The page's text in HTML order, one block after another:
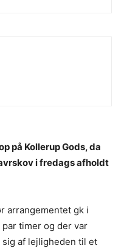
på Kollerup Gods, da
i fredags afholdt
arrangementet gk i
timer og der var
af lejligheden til et